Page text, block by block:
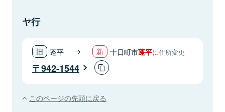
ヤ行
蓬平 十日町市蓬平に住所変更
942-1544
このページの先頭に戻る